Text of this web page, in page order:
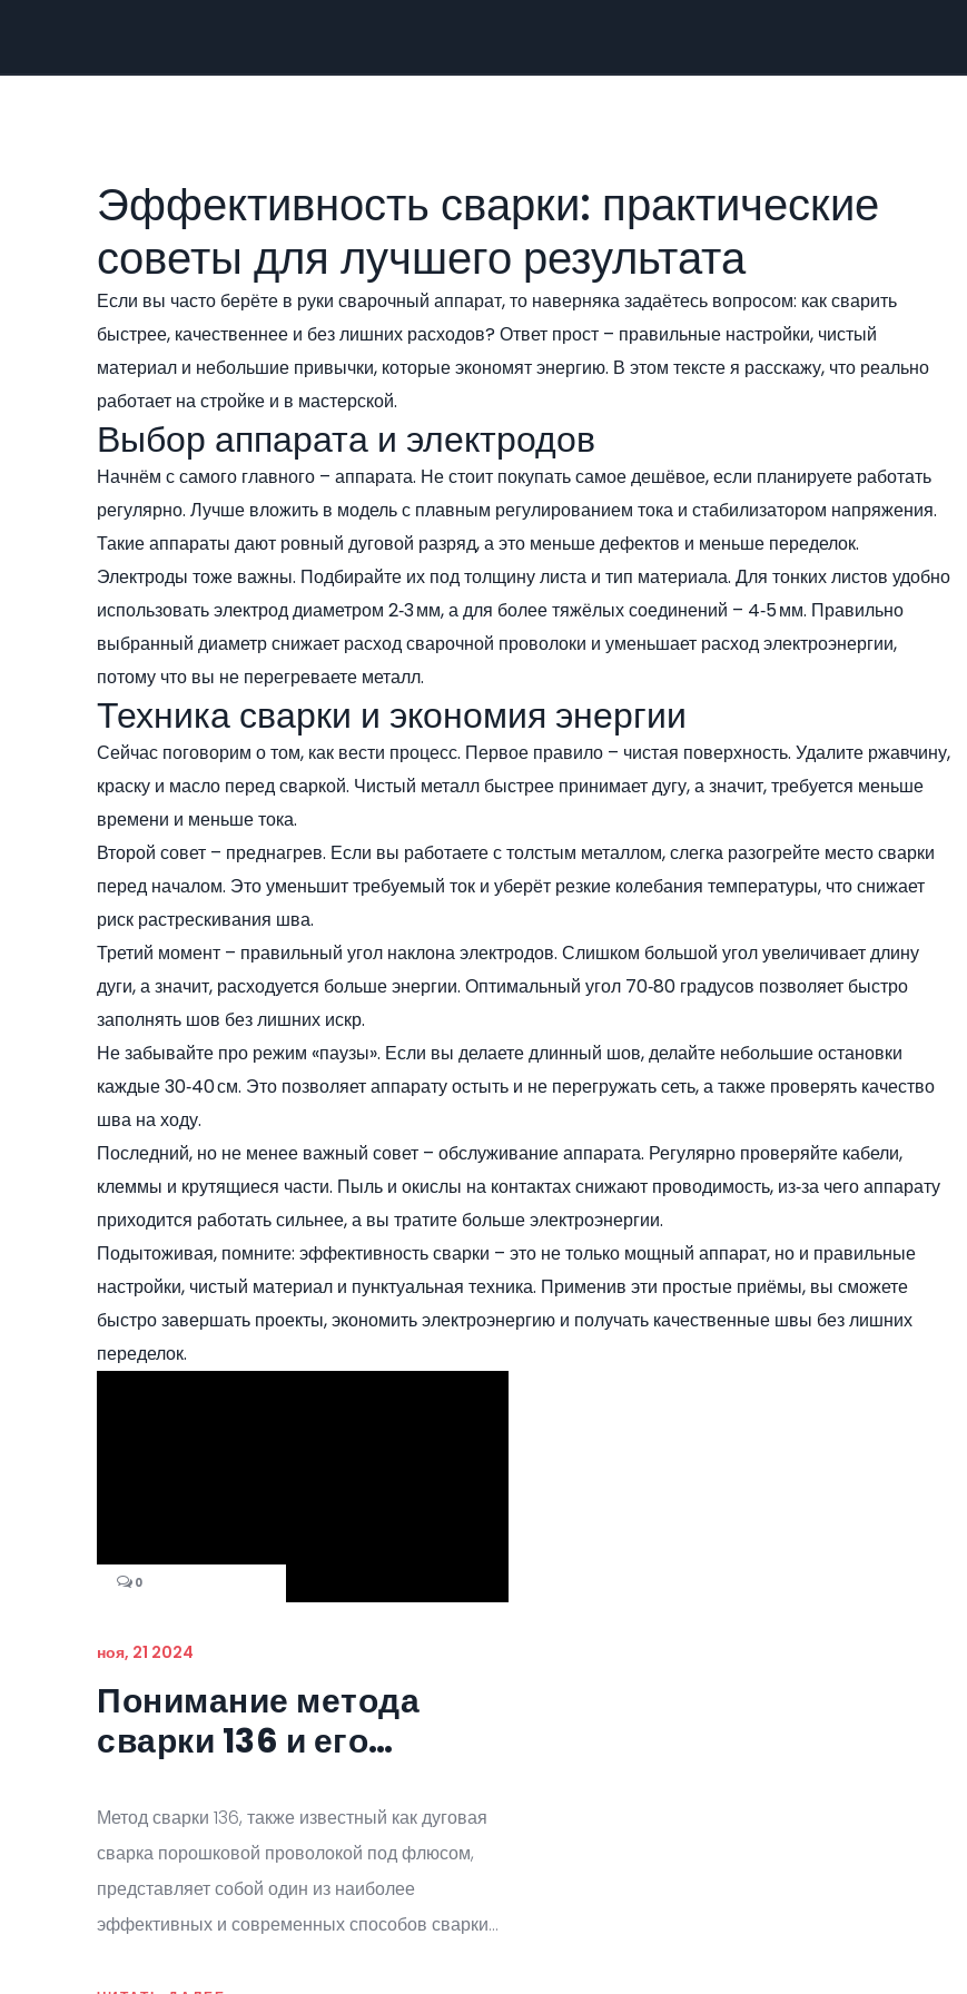
Эффективность сварки: практические
советы для лучшего результата
Если вы часто берёте в руки сварочный аппарат, то наверняка задаётесь вопросом: как сварить
быстрее, качественнее и без лишних расходов? Ответ прост – правильные настройки, чистый
материал и небольшие привычки, которые экономят энергию. В этом тексте я расскажу, что реально
работает на стройке и в мастерской.
Выбор аппарата и электродов
Начнём с самого главного – аппарата. Не стоит покупать самое дешёвое, если планируете работать
регулярно. Лучше вложить в модель с плавным регулированием тока и стабилизатором напряжения.
Такие аппараты дают ровный дуговой разряд, а это меньше дефектов и меньше переделок.
Электроды тоже важны. Подбирайте их под толщину листа и тип материала. Для тонких листов удобно
использовать электрод диаметром 2‑3 мм, а для более тяжёлых соединений – 4‑5 мм. Правильно
выбранный диаметр снижает расход сварочной проволоки и уменьшает расход электроэнергии,
потому что вы не перегреваете металл.
Техника сварки и экономия энергии
Сейчас поговорим о том, как вести процесс. Первое правило – чистая поверхность. Удалите ржавчину,
краску и масло перед сваркой. Чистый металл быстрее принимает дугу, а значит, требуется меньше
времени и меньше тока.
Второй совет – преднагрев. Если вы работаете с толстым металлом, слегка разогрейте место сварки
перед началом. Это уменьшит требуемый ток и уберёт резкие колебания температуры, что снижает
риск растрескивания шва.
Третий момент – правильный угол наклона электродов. Слишком большой угол увеличивает длину
дуги, а значит, расходуется больше энергии. Оптимальный угол 70‑80 градусов позволяет быстро
заполнять шов без лишних искр.
Не забывайте про режим «паузы». Если вы делаете длинный шов, делайте небольшие остановки
каждые 30‑40 см. Это позволяет аппарату остыть и не перегружать сеть, а также проверять качество
шва на ходу.
Последний, но не менее важный совет – обслуживание аппарата. Регулярно проверяйте кабели,
клеммы и крутящиеся части. Пыль и окислы на контактах снижают проводимость, из‑за чего аппарату
приходится работать сильнее, а вы тратите больше электроэнергии.
Подытоживая, помните: эффективность сварки – это не только мощный аппарат, но и правильные
настройки, чистый материал и пунктуальная техника. Применив эти простые приёмы, вы сможете
быстро завершать проекты, экономить электроэнергию и получать качественные швы без лишних
переделок.
0
ноя, 21 2024
Понимание метода
сварки 136 и его
Метод сварки 136, также известный как дуговая
сварка порошковой проволокой под флюсом,
представляет собой один из наиболее
эффективных и современных способов сварки